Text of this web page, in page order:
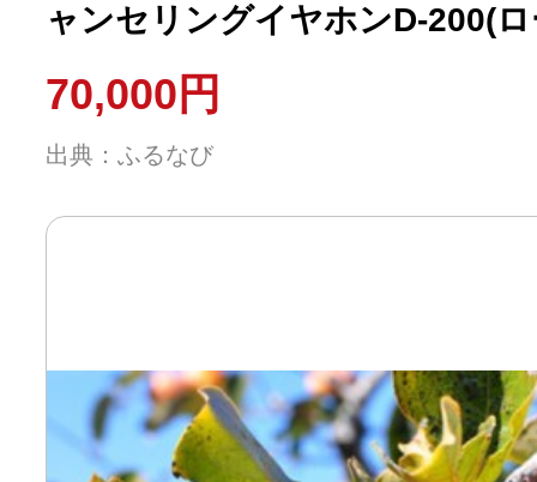
ャンセリングイヤホンD-200(
不可：離島】
70,000円
出典：ふるなび